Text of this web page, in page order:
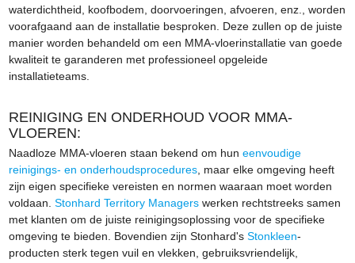
waterdichtheid, koofbodem, doorvoeringen, afvoeren, enz., worden
voorafgaand aan de installatie besproken. Deze zullen op de juiste
manier worden behandeld om een ​​MMA-vloerinstallatie van goede
kwaliteit te garanderen met professioneel opgeleide
installatieteams.
REINIGING EN ONDERHOUD VOOR MMA-
VLOEREN:
Naadloze MMA-vloeren staan ​​bekend om huneenvoudige
reinigings- en onderhoudsprocedures , maar elke omgeving heeft
zijn eigen specifieke vereisten en normen waaraan moet worden
voldaan.Stonhard Territory Managers werken rechtstreeks samen
met klanten om de juiste reinigingsoplossing voor de specifieke
omgeving te bieden. Bovendien zijn Stonhard'sStonkleen-
producten sterk tegen vuil en vlekken, gebruiksvriendelijk,